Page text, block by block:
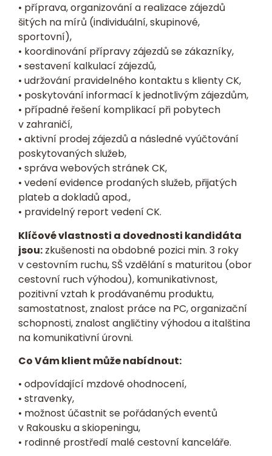
• příprava, organizování a realizace zájezdů
šitých na mírů (individuální, skupinové,
sportovní),
• koordinování přípravy zájezdů se zákazníky,
• sestavení kalkulací zájezdů,
• udržování pravidelného kontaktu s klienty CK,
• poskytování informací k jednotlivým zájezdům,
• případné řešení komplikací při pobytech
v zahraničí,
• aktivní prodej zájezdů a následné vyúčtování
poskytovaných služeb,
• správa webových stránek CK,
• vedení evidence prodaných služeb, přijatých
plateb a dokladů apod.,
• pravidelný report vedení CK.
Klíčové vlastnosti a dovednosti kandidáta
jsou: zkušenosti na obdobné pozici min. 3 roky
v cestovním ruchu, SŠ vzdělání s maturitou (obor
cestovní ruch výhodou), komunikativnost,
pozitivní vztah k prodávanému produktu,
samostatnost, znalost práce na PC, organizační
schopnosti, znalost angličtiny výhodou a italština
na komunikativní úrovni.
Co Vám klient může nabídnout:
• odpovídající mzdové ohodnocení,
• stravenky,
• možnost účastnit se pořádaných eventů
v Rakousku a skiopeningu,
• rodinné prostředí malé cestovní kanceláře.